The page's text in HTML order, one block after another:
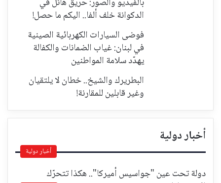
الدكوانة خلف ألفا.. اليكم ما حصل!
فوضى السيارات الكهربائية الصينية
في لبنان: غياب الضمانات والكفالة
يهدّد سلامة المواطنين
البطريرك والشيخ.. خطان لا يلتقيان
وغير قابلين للمقارنة!
أخبار دولية
أخبار دولية
دولة تحت عين "جواسيس أميركا".. هكذا تتحرّك